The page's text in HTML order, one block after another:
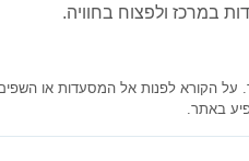
במרכז ולפצוח בחוויה.
הקורא לפנות אל המסעדות או
באתר.